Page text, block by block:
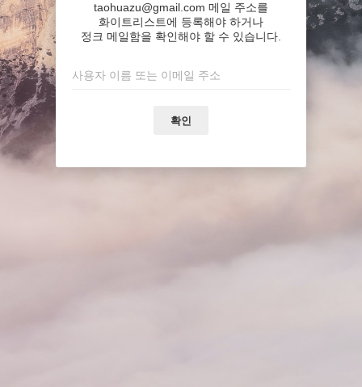
taohuazu@gmail.com 메일 주소를
화이트리스트에 등록해야 하거나
정크 메일함을 확인해야 할 수 있습니다.
확인